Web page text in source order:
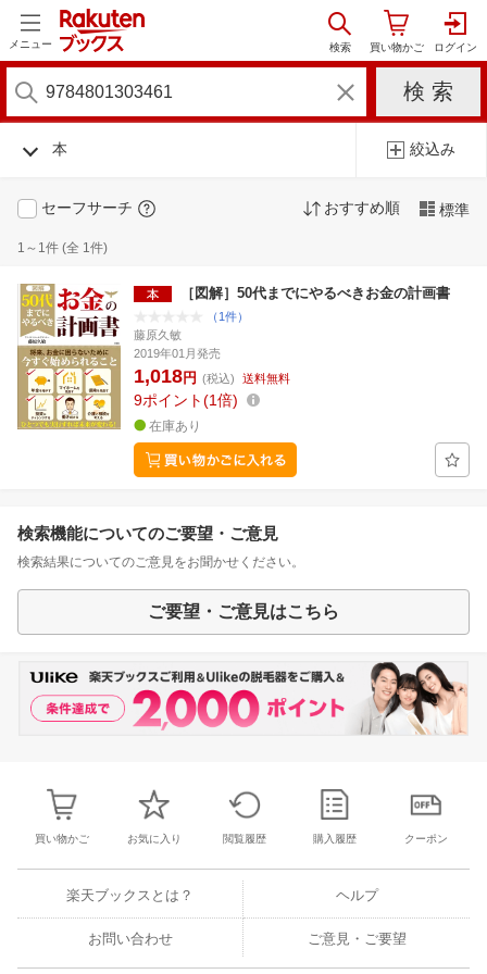
メニュー
本 絞込み
セーフサーチ おすすめ順 標準
1～1件 (全 1件)
［図解］50代までにやるべきお金の計画書
（1件）
藤原久敏
2019年01月発売
1,018円 (税込) 送料無料
9ポイント 1倍
在庫あり
検索機能についてのご要望・ご意見
検索結果についてのご意見をお聞かせください。
ご要望・ご意見はこちら
買い物かご お気に入り 閲覧履歴 購入履歴 クーポン
楽天ブックスとは？ ヘルプ
お問い合わせ ご意見・ご要望